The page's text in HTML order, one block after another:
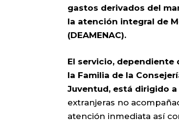
gastos derivados del
la atención integral de
(DEAMENAC).
El servicio, dependiente
la Familia de la
Juventud, está dirigido
extranjeras no
atención inmediata así